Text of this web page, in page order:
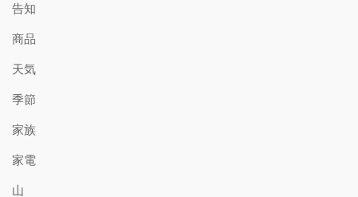
告知
商品
天気
季節
家族
家電
山